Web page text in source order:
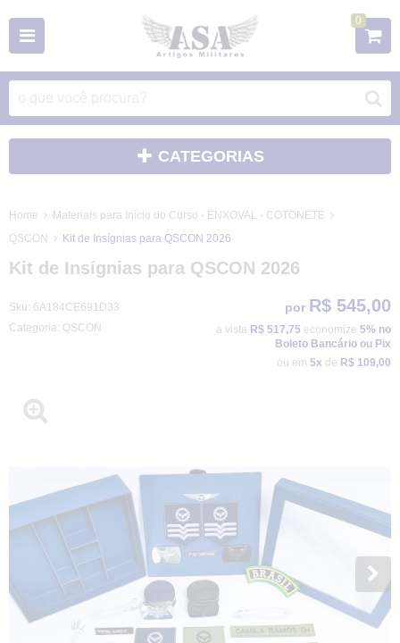
0
CATEGORIAS
Home
Materiais para Início do Curso - ENXOVAL - COTONETE
QSCON
Kit de Insígnias para QSCON 2026
Kit de Insígnias para QSCON 2026
Sku: 6A184CE691D33
Categoria: QSCON
por R$ 545,00
à vista R$ 517,75 economize 5% no
Boleto Bancário ou Pix
ou em 5x de R$ 109,00